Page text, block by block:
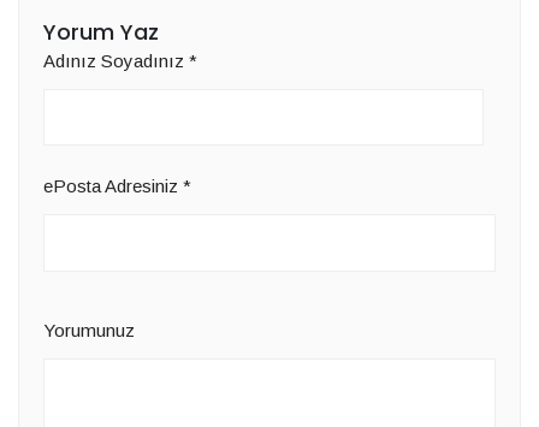
Yorum Yaz
Adınız Soyadınız *
ePosta Adresiniz *
Yorumunuz